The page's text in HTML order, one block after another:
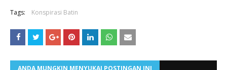
Tags: Konspirasi Batin
ANDA MUNGKIN MENYUKAI POSTINGAN INI